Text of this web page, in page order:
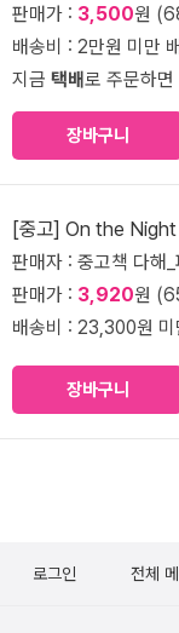
판매가 : 3,500원
배송비 : 2만원 미만
지금 택배로 주문하면
장바구니
[중고] On the
판매자 : 중고책 다해_
판매가 : 3,920원
배송비 : 23,300원
장바구니
로그인 전체